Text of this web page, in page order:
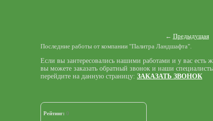
← Предыдущая
Последние работы от компании "Палитра Ландшафта".
Если вы зантересовались нашими работами и у вас есть
вы можете заказать обратный звонок и наши
перейдите на данную страницу: ЗАКАЗАТЬ ЗВОНОК
Рейтинг: 0